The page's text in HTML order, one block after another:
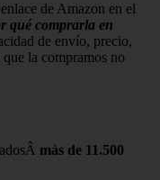
de Amazon en el
qué comprarla en
de envío, precio,
la compramos no
más de 11.500